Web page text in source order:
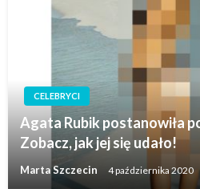
CELEBRYCI
Agata Rubik postanowiła
Zobacz, jak jej się udało!
Marta Szczecin 4 października 2020